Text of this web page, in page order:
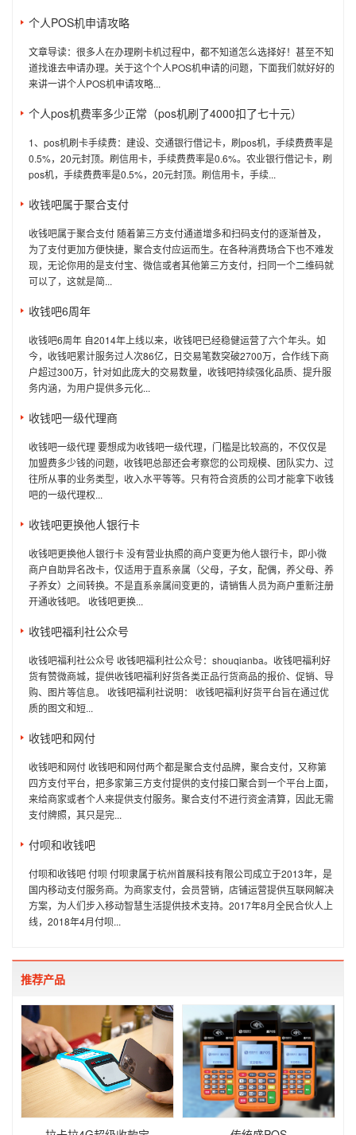
个人POS机申请攻略
文章导读：很多人在办理刷卡机过程中，都不知道怎么选择好！甚至不知
道找谁去申请办理。关于这个个人POS机申请的问题，下面我们就好好的
来讲一讲个人POS机申请攻略...
个人pos机费率多少正常（pos机刷了4000扣了七十元）
1、pos机刷卡手续费：建设、交通银行借记卡，刷pos机，手续费费率是
0.5%，20元封顶。刷信用卡，手续费费率是0.6%。农业银行借记卡，刷
pos机，手续费费率是0.5%，20元封顶。刷信用卡，手续...
收钱吧属于聚合支付
收钱吧属于聚合支付 随着第三方支付通道增多和扫码支付的逐渐普及，
为了支付更加方便快捷，聚合支付应运而生。在各种消费场合下也不难发
现，无论你用的是支付宝、微信或者其他第三方支付，扫同一个二维码就
可以了，这就是简...
收钱吧6周年
收钱吧6周年 自2014年上线以来，收钱吧已经稳健运营了六个年头。如
今，收钱吧累计服务过人次86亿，日交易笔数突破2700万，合作线下商
户超过300万，针对如此庞大的交易数量，收钱吧持续强化品质、提升服
务内涵，为用户提供多元化...
收钱吧一级代理商
收钱吧一级代理 要想成为收钱吧一级代理，门槛是比较高的，不仅仅是
加盟费多少钱的问题，收钱吧总部还会考察您的公司规模、团队实力、过
往所从事的业务类型，收入水平等等。只有符合资质的公司才能拿下收钱
吧的一级代理权...
收钱吧更换他人银行卡
收钱吧更换他人银行卡 没有营业执照的商户变更为他人银行卡，即小微
商户自助异名改卡，仅适用于直系亲属（父母，子女，配偶，养父母、养
子养女）之间转换。不是直系亲属间变更的，请销售人员为商户重新注册
开通收钱吧。 收钱吧更换...
收钱吧福利社公众号
收钱吧福利社公众号 收钱吧福利社公众号：shouqianba。收钱吧福利好
货有赞微商城，提供收钱吧福利好货各类正品行货商品的报价、促销、导
购、图片等信息。 收钱吧福利社说明： 收钱吧福利好货平台旨在通过优
质的图文和短...
收钱吧和网付
收钱吧和网付 收钱吧和网付两个都是聚合支付品牌，聚合支付，又称第
四方支付平台，把多家第三方支付提供的支付接口聚合到一个平台上面，
来给商家或者个人来提供支付服务。聚合支付不进行资金清算，因此无需
支付牌照，其只是完...
付呗和收钱吧
付呗和收钱吧 付呗 付呗隶属于杭州首展科技有限公司成立于2013年，是
国内移动支付服务商。为商家支付，会员营销，店铺运营提供互联网解决
方案，为人们步入移动智慧生活提供技术支持。2017年8月全民合伙人上
线，2018年4月付呗...
推荐产品